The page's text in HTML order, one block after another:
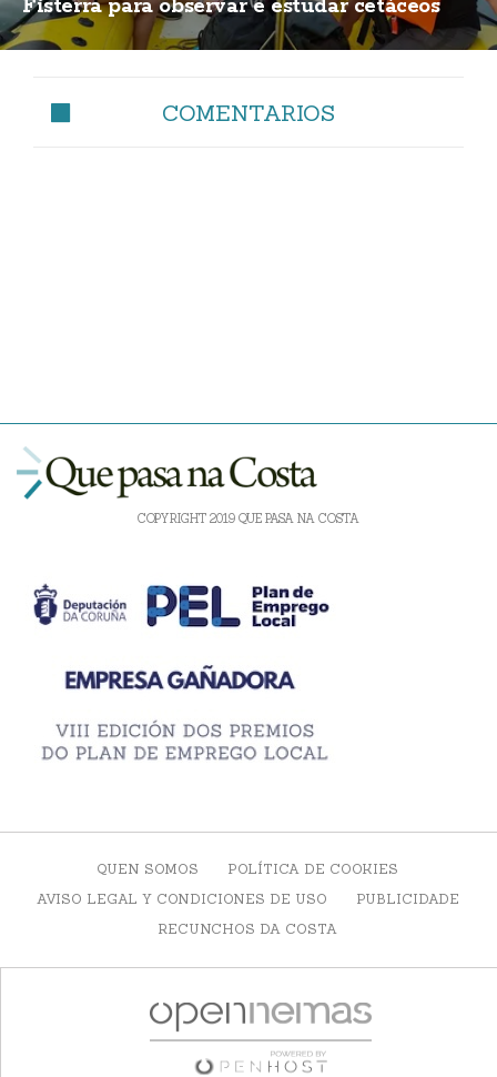
Fisterra para observar e estudar cetáceos
COMENTARIOS
COPYRIGHT 2019 QUE PASA NA COSTA
QUEN SOMOS
POLÍTICA DE COOKIES
AVISO LEGAL Y CONDICIONES DE USO
PUBLICIDADE
RECUNCHOS DA COSTA